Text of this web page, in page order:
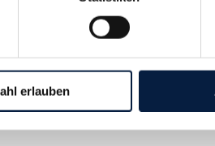
erlauben
hauptsächlich vor Ort bei
interne Trainings nutzen. Die...